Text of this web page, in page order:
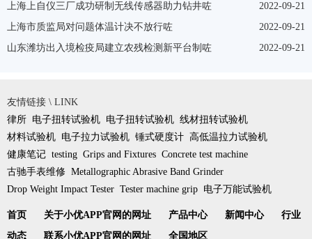
2022-09-21
上海上自仪三厂成功研制无线传感器助力钻井咗
2022-09-21
上海市质监局对问题体温计决不放行咗
2022-09-21
山东潍坊出入境检疫局建立农残检测新平台制咗
友情链接 \ LINK
律所 电子扭转试验机 电子扭转试验机 线材扭转试验机
材料试验机 电子拉力试验机 锤式硬度计 高低温拉力试验机
健康笔记 testing Grips and Fixtures Concrete test machine
古驰手表维修 Metallographic Abrasive Band Grinder
Drop Weight Impact Tester Tester machine grip 电子万能试验机
首页 关于小优APP官网的网址 产品中心 新闻中心
行业
动态
联系小优APP官网的网址 全国地区